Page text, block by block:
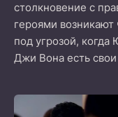
столкновение с
героями возникают
под угрозой, когда
Джи Вона есть